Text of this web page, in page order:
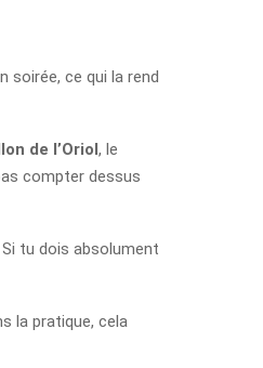
soirée, ce qui la rend
de l’Oriol, le
compter dessus
Si tu dois absolument
la pratique, cela